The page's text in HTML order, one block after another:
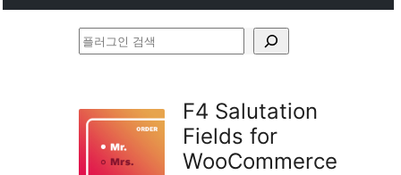
플
인
F4 Salutation
Fields for
WooCommerce